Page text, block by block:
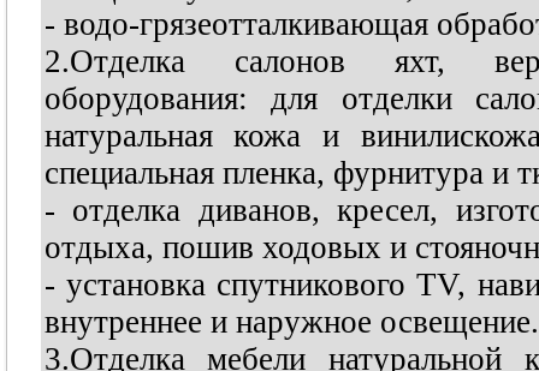
- водо-грязеотталкивающая
2.Отделка салонов яхт,
оборудования: для отделки
натуральная кожа и
специальная пленка, фурнитура и
- отделка диванов, кресел,
отдыха, пошив ходовых и
- установка спутникового TV,
внутреннее и наружное освещение.
3.Отделка мебели натуральной